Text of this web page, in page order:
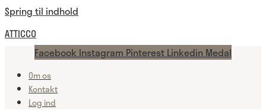
Spring til indhold
ATTICCO
Facebook Instagram Pinterest Linkedin Medal
Om os
Kontakt
Log ind